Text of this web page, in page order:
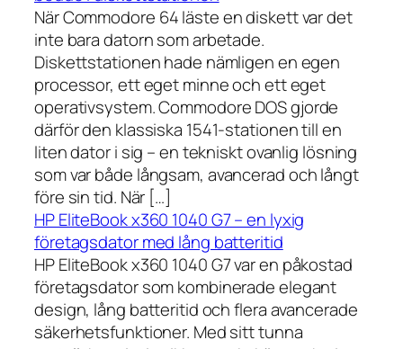
När Commodore 64 läste en diskett var det
inte bara datorn som arbetade.
Diskettstationen hade nämligen en egen
processor, ett eget minne och ett eget
operativsystem. Commodore DOS gjorde
därför den klassiska 1541-stationen till en
liten dator i sig – en tekniskt ovanlig lösning
som var både långsam, avancerad och långt
före sin tid. När […]
HP EliteBook x360 1040 G7 – en lyxig
företagsdator med lång batteritid
HP EliteBook x360 1040 G7 var en påkostad
företagsdator som kombinerade elegant
design, lång batteritid och flera avancerade
säkerhetsfunktioner. Med sitt tunna